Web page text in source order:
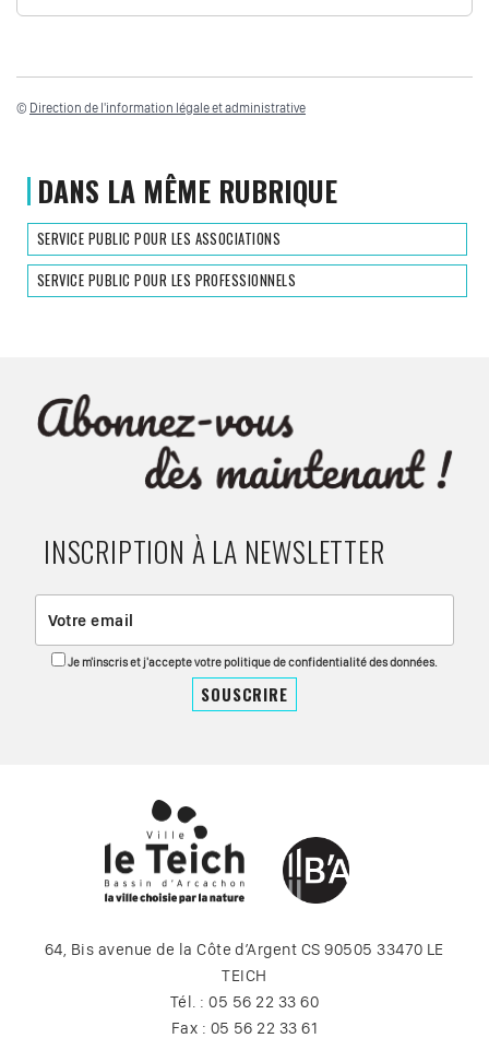
© Direction de l'information légale et administrative
DANS LA MÊME RUBRIQUE
SERVICE PUBLIC POUR LES ASSOCIATIONS
SERVICE PUBLIC POUR LES PROFESSIONNELS
INSCRIPTION À LA NEWSLETTER
Je m'inscris et j'accepte votre politique de confidentialité des données.
64, Bis avenue de la Côte d’Argent CS 90505 33470 LE
TEICH
Tél. : 05 56 22 33 60
Fax : 05 56 22 33 61